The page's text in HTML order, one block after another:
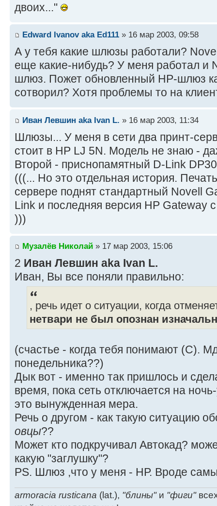
двоих..."
Edward Ivanov aka Ed111 » 16 мар 2003, 09:58
А у тебя какие шлюзы работали?
еще какие-нибудь? У меня работал и
шлюз. Пожет обновленный HP-шлюз
сотворил? Хотя проблемы то на
Иван Левшин aka Ivan L. » 16 мар 2003, 11:34
Шлюзы... У меня в сети два принт-
стоит в HP LJ 5N. Модель не знаю -
Второй - приснопамятный D-Link
(((... Но это отдельная история.
сервере поднят стандартный Novell
Link и последняя версия HP Gateway
)))
Музалёв Николай » 17 мар 2003, 15:06
2 Иван Левшин aka Ivan L.
Иван, Вы все поняли правильно:
, речь идет о ситуации, когда
нетвари не был опознан
(счастье - когда тебя понимают (С).
понедельника??)
Дык вот - именно так пришлось и
время, пока сеть отключается на
это вынужденная мера.
Речь о другом - как такую ситуацию
овцы??
Может кто подкручивал Автокад?
какую "заглушку"?
PS. Шлюз ,что у меня - НР. Вроде
armoracia rusticana (lat.), "блины"и "фиги"